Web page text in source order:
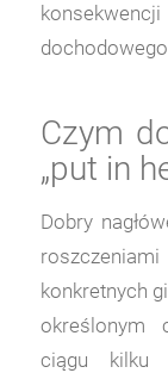
Czym
„put in
Dobry
konkretnych
określonym
ciągu kilku